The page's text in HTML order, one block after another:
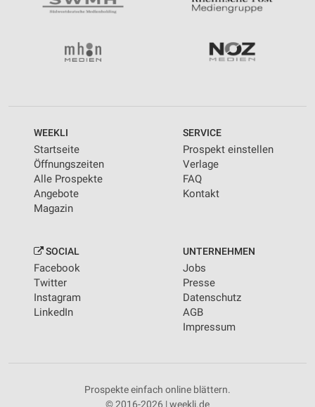
WEEKLI
Startseite
Öffnungszeiten
Alle Prospekte
Angebote
Magazin
SERVICE
Prospekt einstellen
Verlage
FAQ
Kontakt
SOCIAL
Facebook
Twitter
Instagram
LinkedIn
UNTERNEHMEN
Jobs
Presse
Datenschutz
AGB
Impressum
Prospekte einfach online blättern.
© 2016-2026 | weekli.de